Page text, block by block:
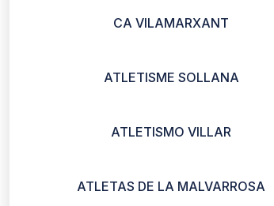
CA VILAMARXANT
ATLETISME SOLLANA
ATLETISMO VILLAR
ATLETAS DE LA MALVARROSA